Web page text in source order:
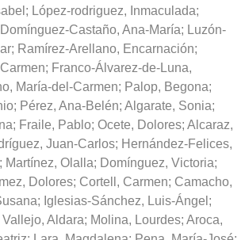
; López-rodriguez, Inmaculada;
Domínguez-Castaño, Ana-María; Luzón-
; Ramírez-Arellano, Encarnación;
; Franco-Álvarez-de-Luna,
María-del-Carmen; Palop, Begona;
; Pérez, Ana-Belén; Algarate, Sonia;
; Fraile, Pablo; Ocete, Dolores; Alcaraz,
Juan-Carlos; Hernández-Felices,
; Martínez, Olalla; Domínguez, Victoria;
Dolores; Cortell, Carmen; Camacho,
; Iglesias-Sánchez, Luis-Ángel ;
Vallejo, Aldara; Molina, Lourdes; Aroca,